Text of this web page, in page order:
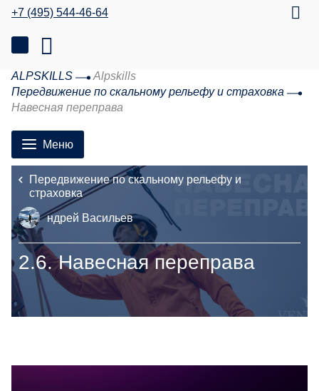
+7 (495) 544-46-64
ALPSKILLS
Alpskills
Передвижение по скальному рельефу и страховка
Навесная переправа
Меню
Передвижение по скальному рельефу и
страховка
ндрей Васильев
2.6.Навесная переправа